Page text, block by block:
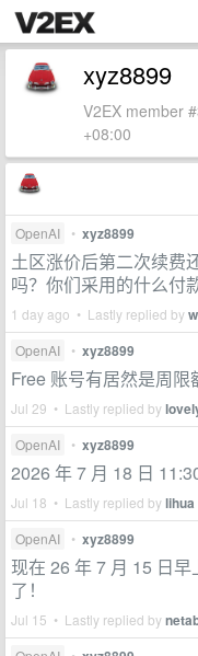
xyz8899
V2EX member
+08:00
OpenAI • xyz8899
土区涨价后第二次续费
吗？你们采用的什么付
1 day ago • Lastly replied by
OpenAI • xyz8899
Free 账号有居然是周限
Jul 29 • Lastly replied by
OpenAI • xyz8899
2026 年 7 月 18 日
Jul 18 • Lastly replied bylihua
OpenAI • xyz8899
现在 26 年 7 月 15 日
了！
Jul 15 • Lastly replied by